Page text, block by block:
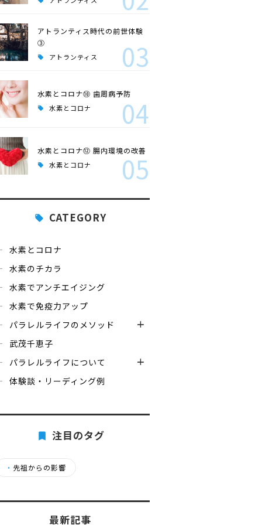
アトランティス時代の前世体験
③
アトランティス 03
水素とコロナ⑩ 歯周病予防
水素とコロナ 04
水素とコロナ⑫ 腸内環境の改善
水素とコロナ 05
CATEGORY
水素とコロナ
水素のチカラ
水素でアンチエイジング
水素で免疫力アップ
パラレルライフのメソッド
武茂千恵子
パラレルライフについて
体験談・リーディング例
注目のタグ
・ 先祖からの影響
最新記事